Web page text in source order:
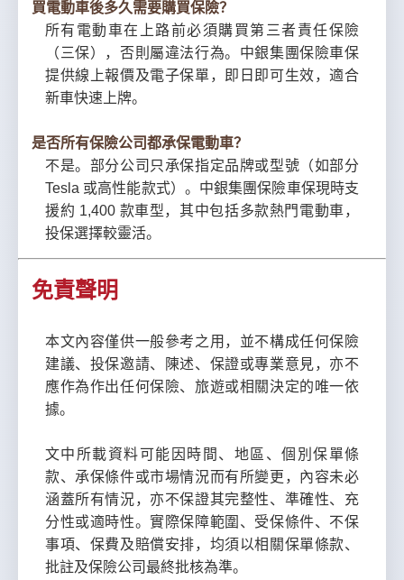
買電動車後多久需要購買保險？
所有電動車在上路前必須購買第三者責任保險
（三保），否則屬違法行為。中銀集團保險車保
提供線上報價及電子保單，即日即可生效，適合
新車快速上牌。
是否所有保險公司都承保電動車？
不是。部分公司只承保指定品牌或型號（如部分
Tesla 或高性能款式）。中銀集團保險車保現時支
援約 1,400 款車型，其中包括多款熱門電動車，
投保選擇較靈活。
免責聲明
本文內容僅供一般參考之用，並不構成任何保險
建議、投保邀請、陳述、保證或專業意見，亦不
應作為作出任何保險、旅遊或相關決定的唯一依
據。
文中所載資料可能因時間、地區、個別保單條
款、承保條件或市場情況而有所變更，內容未必
涵蓋所有情況，亦不保證其完整性、準確性、充
分性或適時性。實際保障範圍、受保條件、不保
事項、保費及賠償安排，均須以相關保單條款、
批註及保險公司最終批核為準。